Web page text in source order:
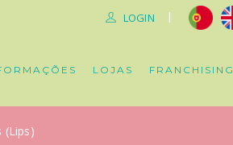
|
LOGIN
LOJAS FRANCHISING
(Lips)